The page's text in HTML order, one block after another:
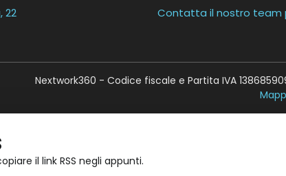
22
Contatta il nostro team
Nextwork360 - Codice fiscale e Partita IVA
il link RSS negli appunti.